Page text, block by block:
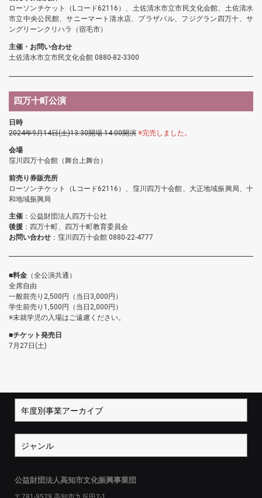
ローソンチケット（Lコード62116）、土佐清水市立市民文化会館、土佐清水
市立中央公民館、サニーマート清水店、プラザパル、フジグラン四万十、サ
ングリーンクリハラ（宿毛市）
主催・お問い合わせ
土佐清水市立市民文化会館 0880-82-3300
四万十町公演
日時
2024年9月14日(土)13:30開場 14:00開演 ※完売しました。
会場
窪川四万十会館（舞台上舞台）
前売り券販売所
ローソンチケット（Lコード62116）、窪川四万十会館、大正地域振興局、十
和地域振興局
主催 ：公益財団法人四万十公社
後援 ：四万十町、四万十町教育委員会
お問い合わせ ：窪川四万十会館 0880-22-4777
■料金 （全公演共通）
全席自由
一般前売り2,500円（当日3,000円）
学生前売り1,500円（当日2,000円）
※未就学児の入場はご遠慮ください。
■チケット発売日
7月27日(土)
公益財団法人高知市文化振興事業団